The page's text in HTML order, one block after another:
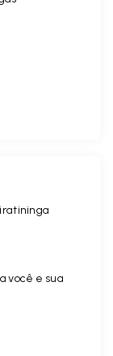
você e sua